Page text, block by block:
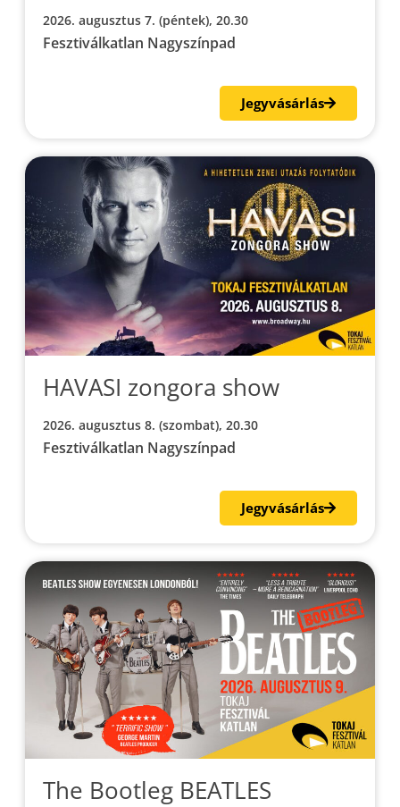
2026. augusztus 7. (péntek), 20.30
Fesztiválkatlan Nagyszínpad
Jegyvásárlás
HAVASI zongora show
2026. augusztus 8. (szombat), 20.30
Fesztiválkatlan Nagyszínpad
Jegyvásárlás
The Bootleg BEATLES